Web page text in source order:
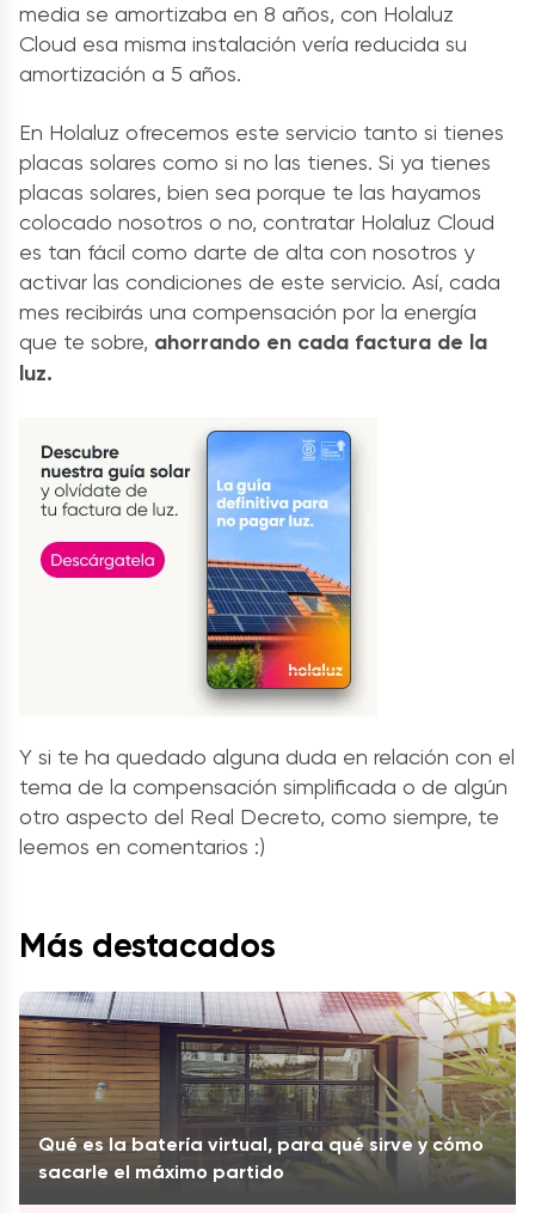
media se amortizaba en 8 años, con Holaluz
Cloud esa misma instalación vería reducida su
amortización a 5 años.
En Holaluz ofrecemos este servicio tanto si tienes
placas solares como si no las tienes. Si ya tienes
placas solares, bien sea porque te las hayamos
colocado nosotros o no, contratar Holaluz Cloud
es tan fácil como darte de alta con nosotros y
activar las condiciones de este servicio. Así, cada
mes recibirás una compensación por la energía
que te sobre, ahorrando en cada factura de la
luz.
Y si te ha quedado alguna duda en relación con el
tema de la compensación simplificada o de algún
otro aspecto del Real Decreto, como siempre, te
leemos en comentarios :)
Más destacados
Qué es la batería virtual, para qué sirve y cómo
sacarle el máximo partido